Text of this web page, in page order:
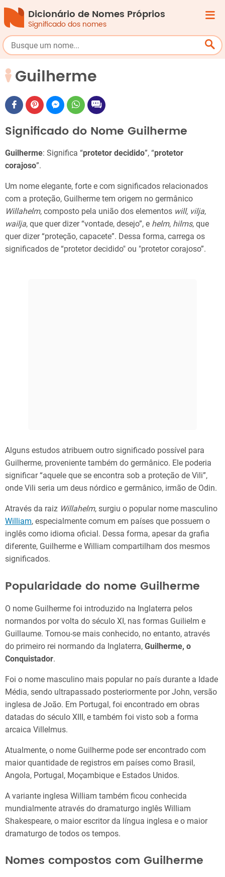
Dicionário de Nomes Próprios
Significado dos nomes
Guilherme
Significado do Nome Guilherme
Guilherme: Significa “protetor decidido”, “protetor
corajoso”.
Um nome elegante, forte e com significados relacionados
com a proteção, Guilherme tem origem no germânico
Willahelm, composto pela união dos elementos will, vilja,
wailja, que quer dizer “vontade, desejo”, e helm, hilms, que
quer dizer “proteção, capacete”. Dessa forma, carrega os
significados de “protetor decidido" ou "protetor corajoso”.
Alguns estudos atribuem outro significado possível para
Guilherme, proveniente também do germânico. Ele poderia
significar “aquele que se encontra sob a proteção de Vili”,
onde Vili seria um deus nórdico e germânico, irmão de Odin.
Através da raiz Willahelm, surgiu o popular nome masculino
William, especialmente comum em países que possuem o
inglês como idioma oficial. Dessa forma, apesar da grafia
diferente, Guilherme e William compartilham dos mesmos
significados.
Popularidade do nome Guilherme
O nome Guilherme foi introduzido na Inglaterra pelos
normandos por volta do século XI, nas formas Guilielm e
Guillaume. Tornou-se mais conhecido, no entanto, através
do primeiro rei normando da Inglaterra, Guilherme, o
Conquistador.
Foi o nome masculino mais popular no país durante a Idade
Média, sendo ultrapassado posteriormente por John, versão
inglesa de João. Em Portugal, foi encontrado em obras
datadas do século XIII, e também foi visto sob a forma
arcaica Villelmus.
Atualmente, o nome Guilherme pode ser encontrado com
maior quantidade de registros em países como Brasil,
Angola, Portugal, Moçambique e Estados Unidos.
A variante inglesa William também ficou conhecida
mundialmente através do dramaturgo inglês William
Shakespeare, o maior escritor da língua inglesa e o maior
dramaturgo de todos os tempos.
Nomes compostos com Guilherme